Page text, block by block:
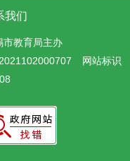
我们
市教育局主办
网站标识